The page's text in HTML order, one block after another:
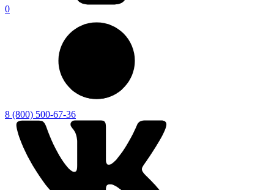
0
8 (800) 500-67-36